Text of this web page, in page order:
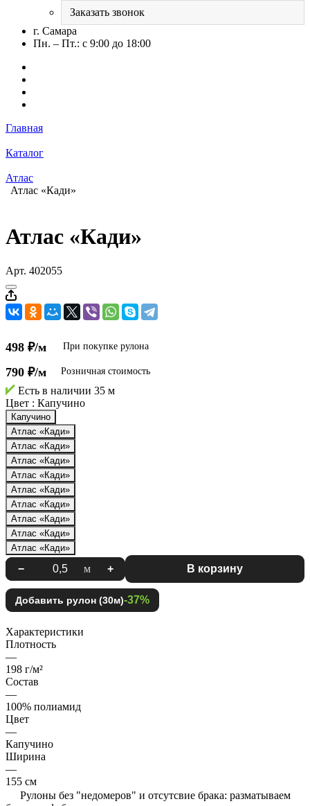
Заказать звонок
г. Самара
Пн. – Пт.: с 9:00 до 18:00
Главная
Каталог
Атлас
Атлас «Кади»
Атлас «Кади»
Арт. 402055
498 ₽/м При покупке рулона
790 ₽/м Розничная стоимость
Есть в наличии 35 м
Цвет : Капучино
Капучино
Атлас «Кади»
Атлас «Кади»
Атлас «Кади»
Атлас «Кади»
Атлас «Кади»
Атлас «Кади»
Атлас «Кади»
Атлас «Кади»
Атлас «Кади»
− м + В корзину
Добавить рулон (30м)-37%
Характеристики
Плотность
—
198 г/м²
Состав
—
100% полиамид
Цвет
—
Капучино
Ширина
—
155 см
Рулоны без "недомеров" и отсутсвие брака: разматываем